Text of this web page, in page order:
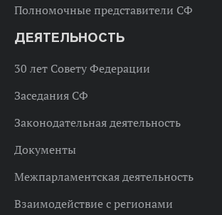
Полномочные представители СФ
ДЕЯТЕЛЬНОСТЬ
30 лет Совету Федерации
Заседания СФ
Законодательная деятельность
Документы
Межпарламентская деятельность
Взаимодействие с регионами